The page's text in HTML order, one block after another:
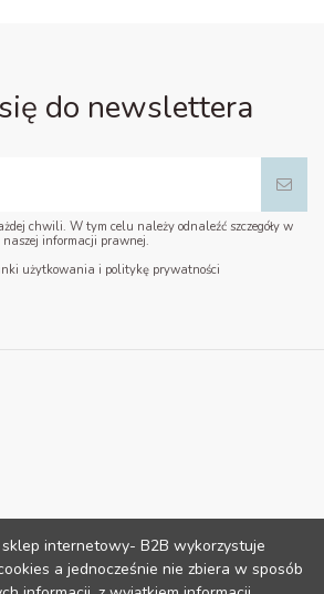
do newslettera
chwili. W tym celu należy odnaleźć szczegóły w
naszej informacji prawnej.
użytkowania i politykę prywatności
sklep internetowy- B2B wykorzystuje
a jednocześnie nie zbiera w sposób